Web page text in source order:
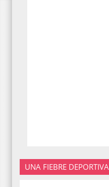
UNA FIEBRE DEPORTIVA